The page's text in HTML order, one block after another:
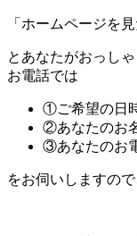
「ホームページを
とあなたがおっしゃ
お電話では
①ご希望の日
②あなたのお
③あなたのお
をお伺いしますの